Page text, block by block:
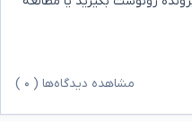
مشاهده دیدگاه‌ها ( ۰